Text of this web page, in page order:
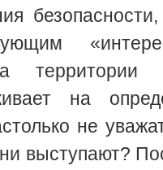
на
не
выступают?